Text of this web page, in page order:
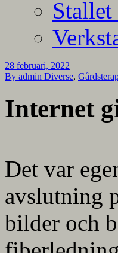
Stallet
28 februari, 2022
By admin Diverse,
Internet
Det var
avslutning
bilder och